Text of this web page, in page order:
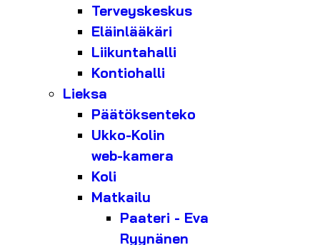
Terveyskeskus
Eläinlääkäri
Liikuntahalli
Kontiohalli
Lieksa
Päätöksenteko
Ukko-Kolin
web-kamera
Koli
Matkailu
Paateri - Eva
Ryynänen